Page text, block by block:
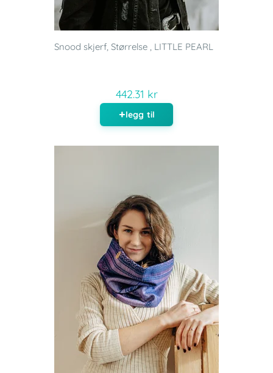
Snood skjerf, Størrelse , LITTLE PEARL
442.31 kr
legg til